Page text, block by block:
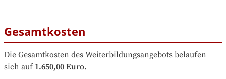
Gesamtkosten
Die Gesamtkosten des Weiterbildungsangebots belaufen
sich auf 1.650,00 Euro.